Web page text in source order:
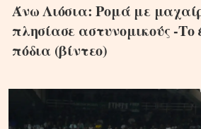
Άνω Λιόσια: Ρομά με
πλησίασε αστυνομικούς -
πόδια (βίντεο)